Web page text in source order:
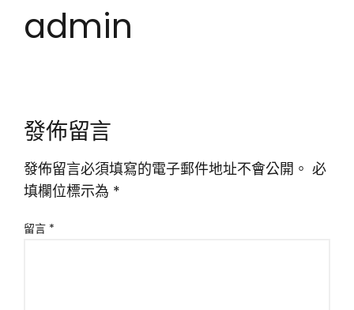
admin
發佈留言
發佈留言必須填寫的電子郵件地址不會公開。 必
填欄位標示為 *
留言 *